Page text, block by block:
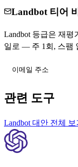
Landbot 티어
Landbot 등급은 재평
일로 — 주 1회, 스팸
관련 도구
Landbot 대안 전체 보